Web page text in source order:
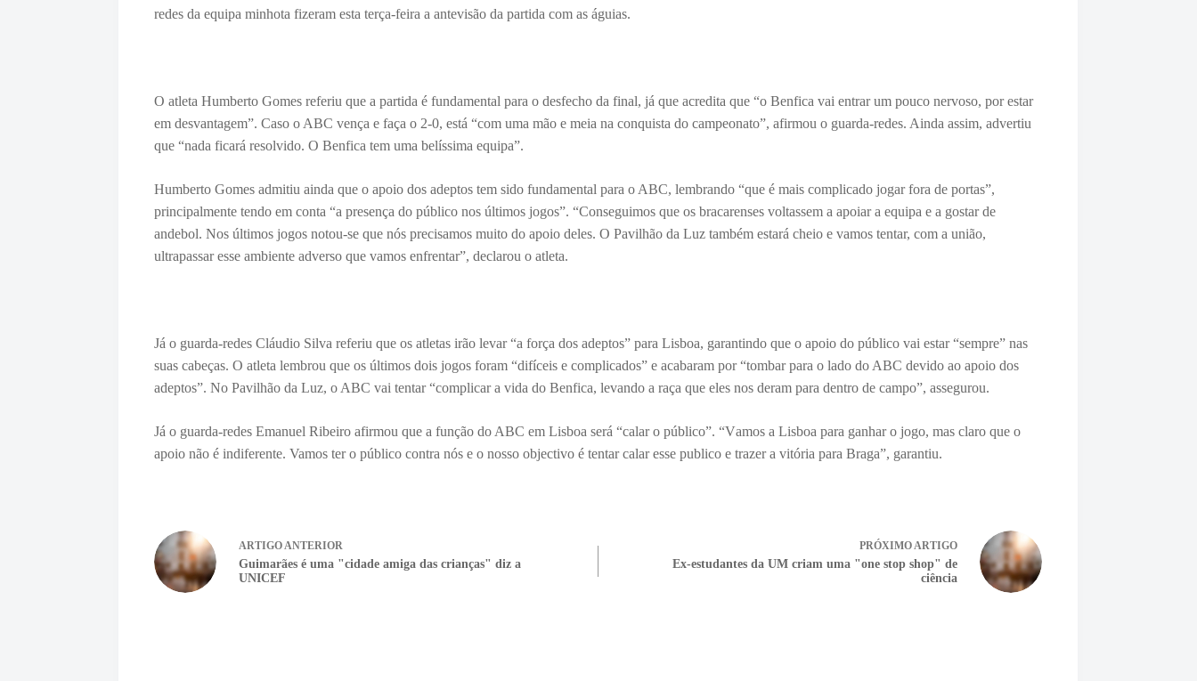
redes da equipa minhota fizeram esta terça-feira a antevisão da partida com as águias.
O atleta Humberto Gomes referiu que a partida é fundamental para o desfecho da final, já que acredita que “o Benfica vai entrar um pouco nervoso, por estar
em desvantagem”. Caso o ABC vença e faça o 2-0, está “com uma mão e meia na conquista do campeonato”, afirmou o guarda-redes. Ainda assim, advertiu
que “nada ficará resolvido. O Benfica tem uma belíssima equipa”.
Humberto Gomes admitiu ainda que o apoio dos adeptos tem sido fundamental para o ABC, lembrando “que é mais complicado jogar fora de portas”,
principalmente tendo em conta “a presença do público nos últimos jogos”. “Conseguimos que os bracarenses voltassem a apoiar a equipa e a gostar de
andebol. Nos últimos jogos notou-se que nós precisamos muito do apoio deles. O Pavilhão da Luz também estará cheio e vamos tentar, com a união,
ultrapassar esse ambiente adverso que vamos enfrentar”, declarou o atleta.
Já o guarda-redes Cláudio Silva referiu que os atletas irão levar “a força dos adeptos” para Lisboa, garantindo que oapoio do público vai estar “sempre” nas
suas cabeças. O atleta lembrou que os últimos dois jogos foram “difíceis e complicados” e acabaram por “tombar para o lado do ABC devido ao apoio dos
adeptos”. No Pavilhão da Luz, o ABC vai tentar “complicar a vida do Benfica, levando a raça que eles nos deram para dentro de campo”, assegurou.
Já o guarda-redes Emanuel Ribeiro afirmou que a função do ABC em Lisboa será “calar o público”. “Vamos a Lisboa para ganhar o jogo, mas claro que o
apoio não é indiferente. Vamos ter o público contra nós e o nosso objectivo é tentar calar esse publico e trazer a vitória para Braga”, garantiu.
ARTIGOANTERIOR
Guimarães é uma "cidade amiga das crianças" diz a
UNICEF
PRÓXIMOARTIGO
Ex-estudantes da UM criam uma "one stop shop" de
ciência